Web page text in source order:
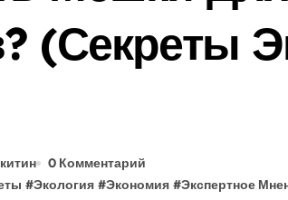
(2025): Как Выбрать? Гид + Секреты!
Как Выбрать Лучшую (Гид 2025 +
2025: Какой Лучше (Топ-5) + Секреты
Как Выбрать Лучший Для Дома
(Секреты
0 Комментарий
#Экология #Экономия #Экспертное